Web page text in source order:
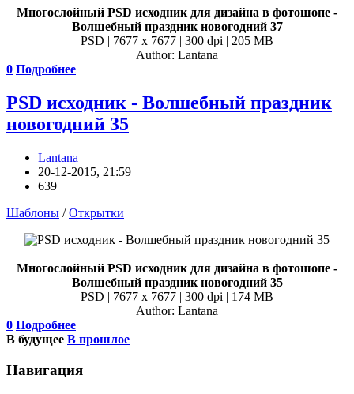
Многослойный PSD исходник для дизайна в фотошопе -
Волшебный праздник новогодний 37
PSD | 7677 x 7677 | 300 dpi | 205 MB
Author: Lantana
0 Подробнее
PSD исходник - Волшебный праздник
новогодний 35
Lantana
20-12-2015, 21:59
639
Шаблоны /Открытки
Многослойный PSD исходник для дизайна в фотошопе -
Волшебный праздник новогодний 35
PSD | 7677 x 7677 | 300 dpi | 174 MB
Author: Lantana
0 Подробнее
В будущее В прошлое
Навигация